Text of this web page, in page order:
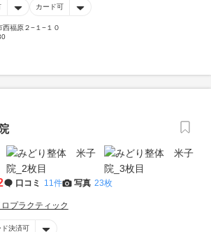
カード可
西福原２−１−１０
口コミ 11件 写真 23枚
ロプラクティック
決済可